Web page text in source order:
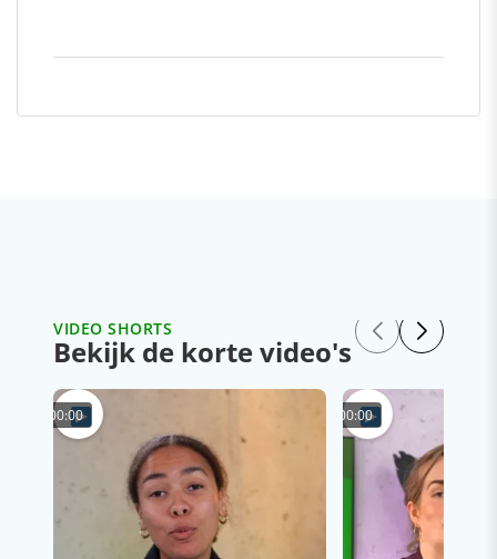
VIDEO SHORTS
Bekijk de korte video's
00:00 00:00